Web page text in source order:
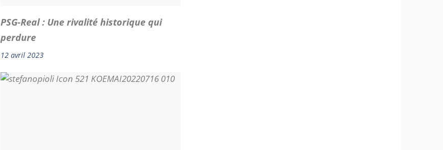
PSG-Real : Une rivalité historique qui
perdure
12 avril 2023